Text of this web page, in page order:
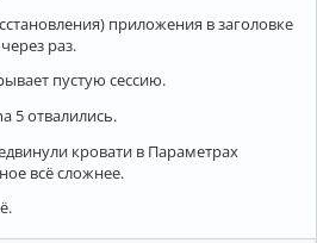
приложения в заголовке
раз.
пустую сессию.
5 отвалились.
кровати в Параметрах
всё сложнее.